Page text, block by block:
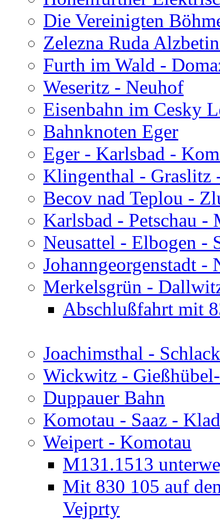
Die Vereinigten
Zelezna Ruda
Furth im Wald -
Weseritz - Neuhof
Eisenbahn im Cesky
Bahnknoten Eger
Eger - Karlsbad -
Klingenthal - Graslitz
Becov nad Teplou -
Karlsbad - Petschau -
Neusattel - Elbogen -
Johanngeorgenstadt -
Merkelsgrün -
Abschlußfahrt mit
Joachimsthal -
Wickwitz -
Duppauer Bahn
Komotau - Saaz -
Weipert - Komotau
M131.1513
Mit 830 105 auf
Vejprty